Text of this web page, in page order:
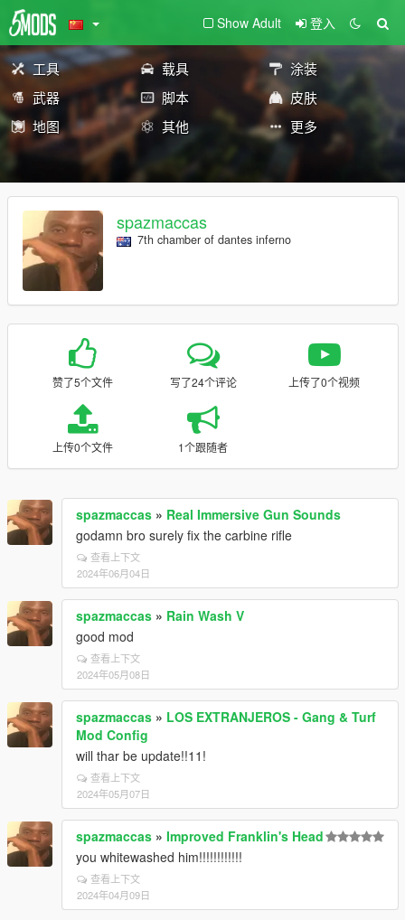
Show Adult 登入
工具 载具
涂装
武器
脚本
皮肤
地图
其他 更多
spazmaccas
7th chamber of dantes inferno
赞了5个文件 写了24个评论 上传了0个视频
上传0个文件 1个跟随者
spazmaccas » Real Immersive Gun Sounds
godamn bro surely fix the carbine rifle
查看上下文
2024年06月04日
spazmaccas » Rain Wash V
good mod
查看上下文
2024年05月08日
spazmaccas » LOS EXTRANJEROS - Gang & Turf
Mod Config
will thar be update!!11!
查看上下文
2024年05月07日
spazmaccas » Improved Franklin's Head
you whitewashed him!!!!!!!!!!!!
查看上下文
2024年04月09日